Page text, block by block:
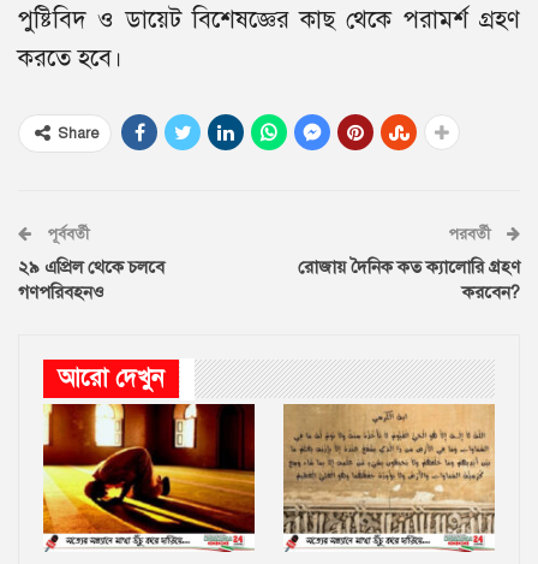
পুষ্টিবিদ ও ডায়েট বিশেষজ্ঞের কাছ থেকে পরামর্শ গ্রহণ
করতে হবে।
Share
পূর্ববর্তী
২৯ এপ্রিল থেকে চলবে
গণপরিবহনও
পরবর্তী
রোজায় দৈনিক কত ক্যালোরি গ্রহণ
করবেন?
আরো দেখুন